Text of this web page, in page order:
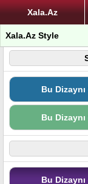
Xala.Az
Xala.Az Style
Bu Dizaynı
Bu Dizaynı
Bu Dizaynı